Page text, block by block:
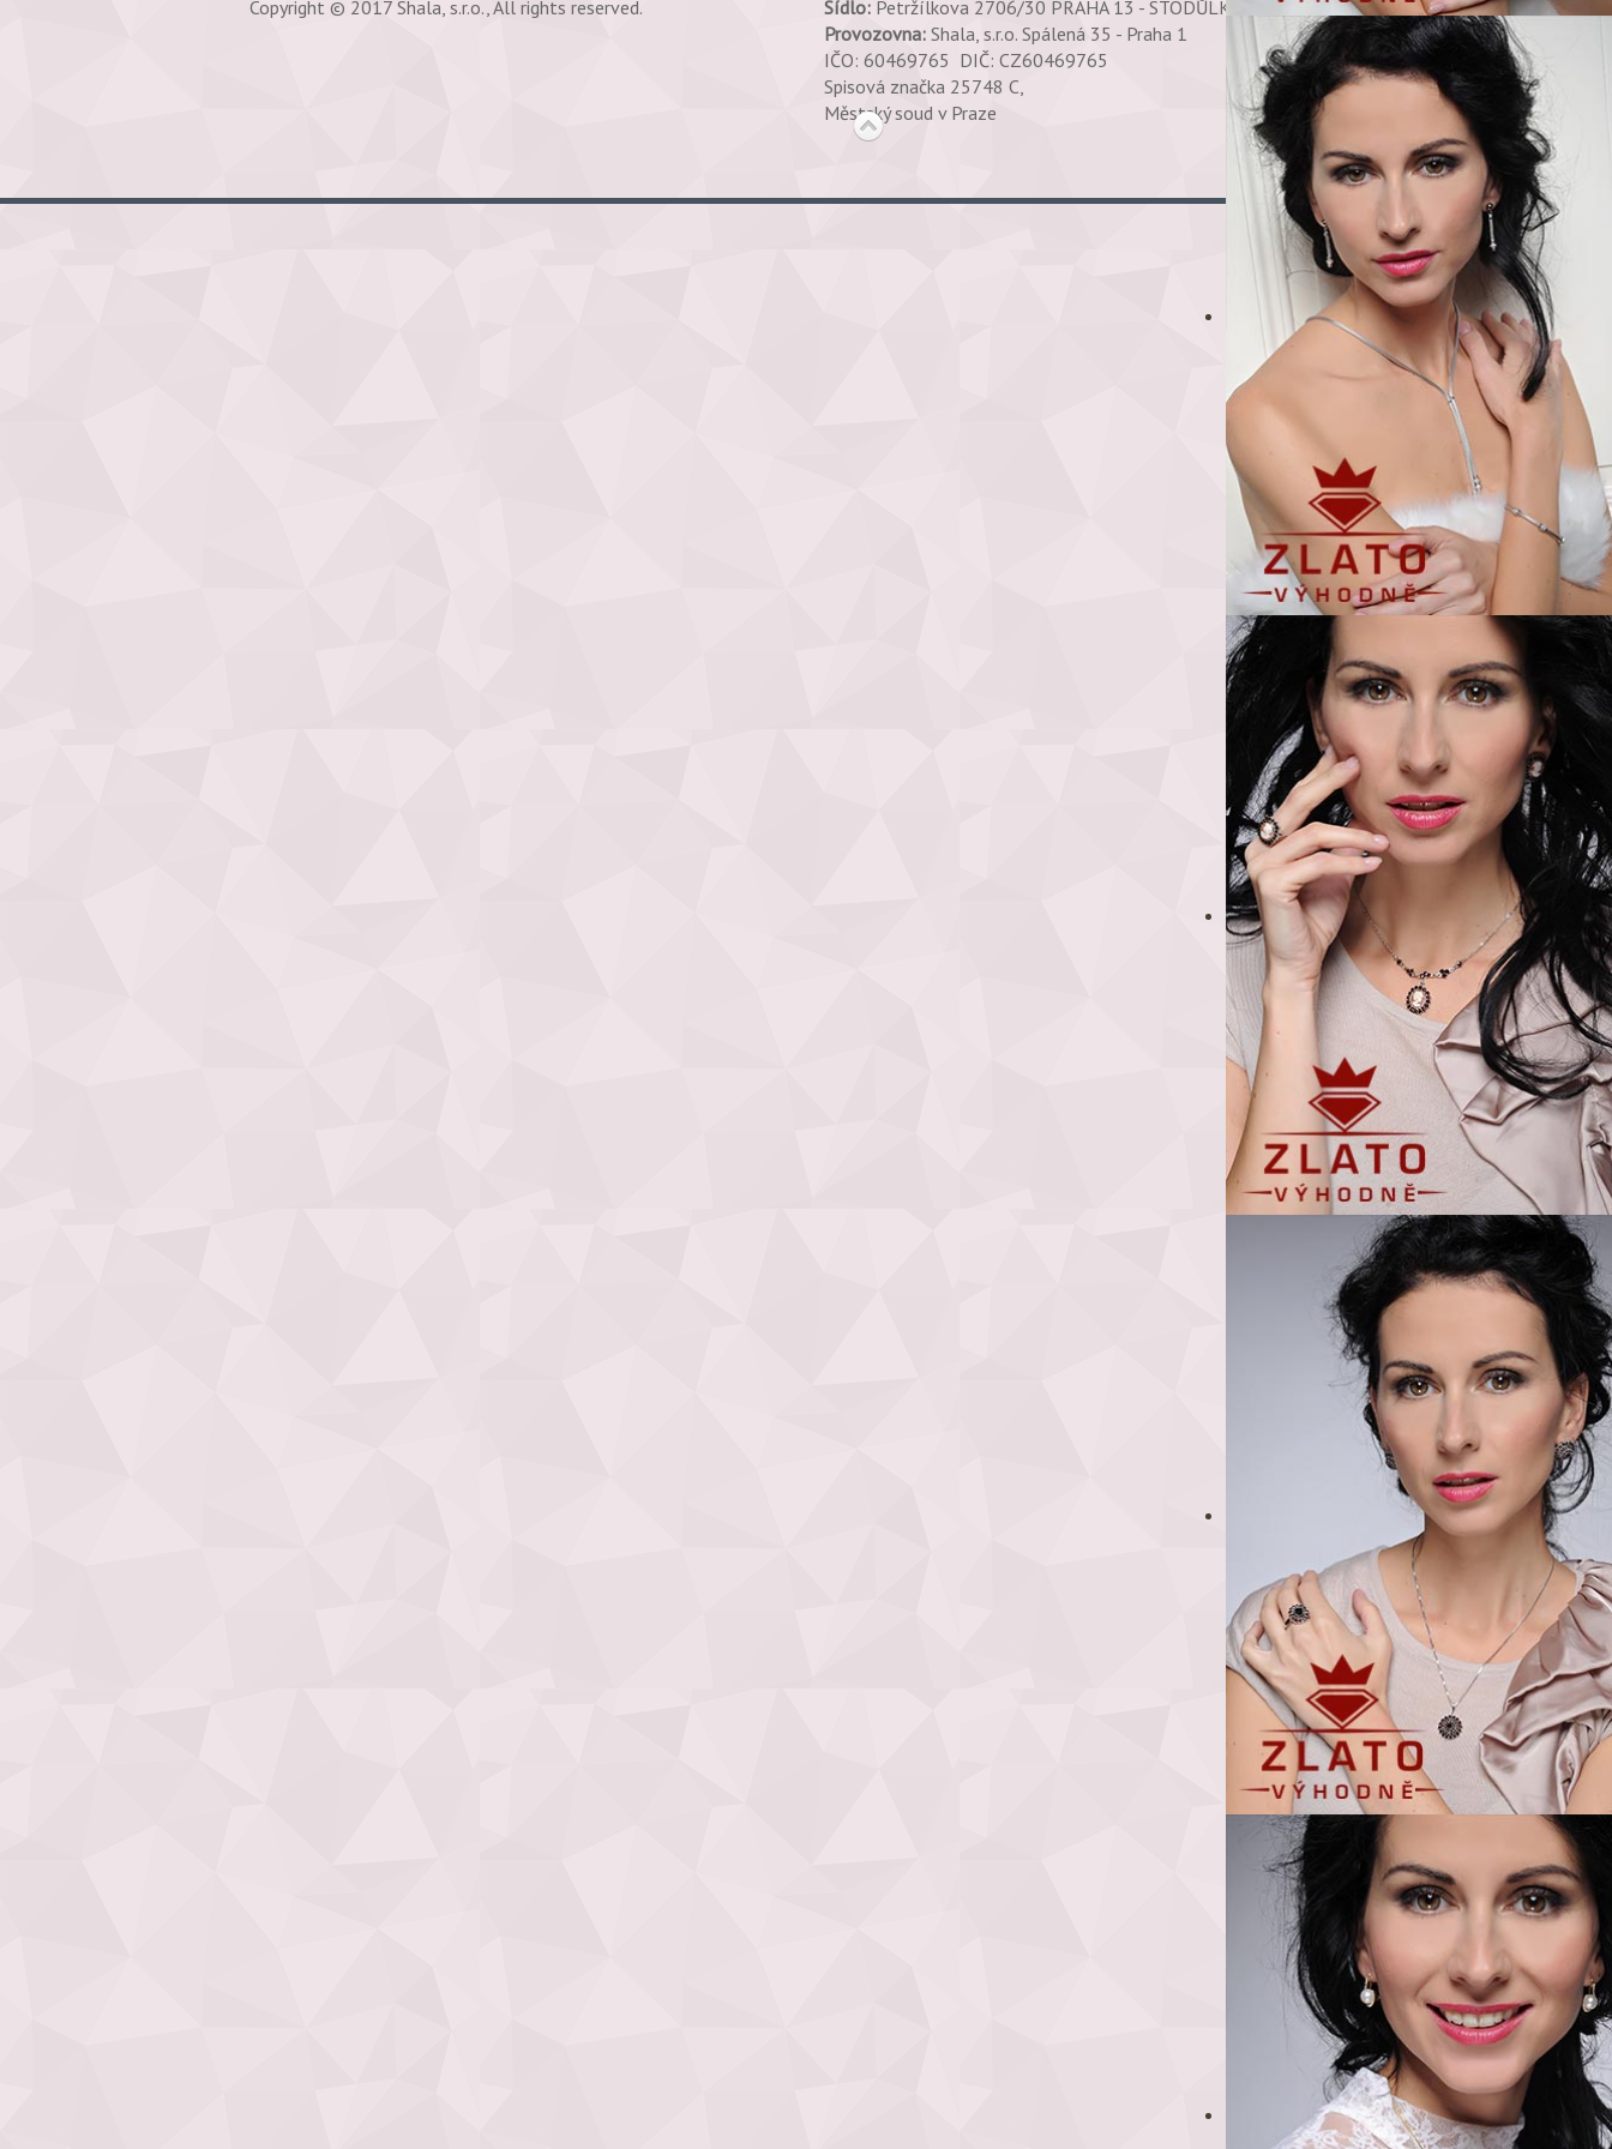
Copyright © 2017 Shala, s.r.o., All rights reserved. Sídlo: Petržílkova 2706/30 PRAHA 13 - STODŮLKY 158 00 PRAHA 58
Provozovna: Shala, s.r.o. Spálená 35 - Praha 1
IČO: 60469765 DIČ: CZ60469765
Spisová značka 25748 C,
Městský soud v Praze